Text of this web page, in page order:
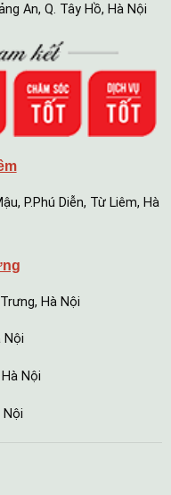
An, Q. Tây Hồ, Hà Nội
P.Phú Diễn, Từ Liêm, Hà
Hà Nội
Nội
Nội
Nội